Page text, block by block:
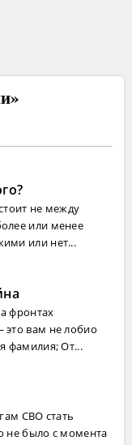
не между
или менее
или нет...
фронтах
вам не лобио
фамилия; От...
СВО стать
не было с момента